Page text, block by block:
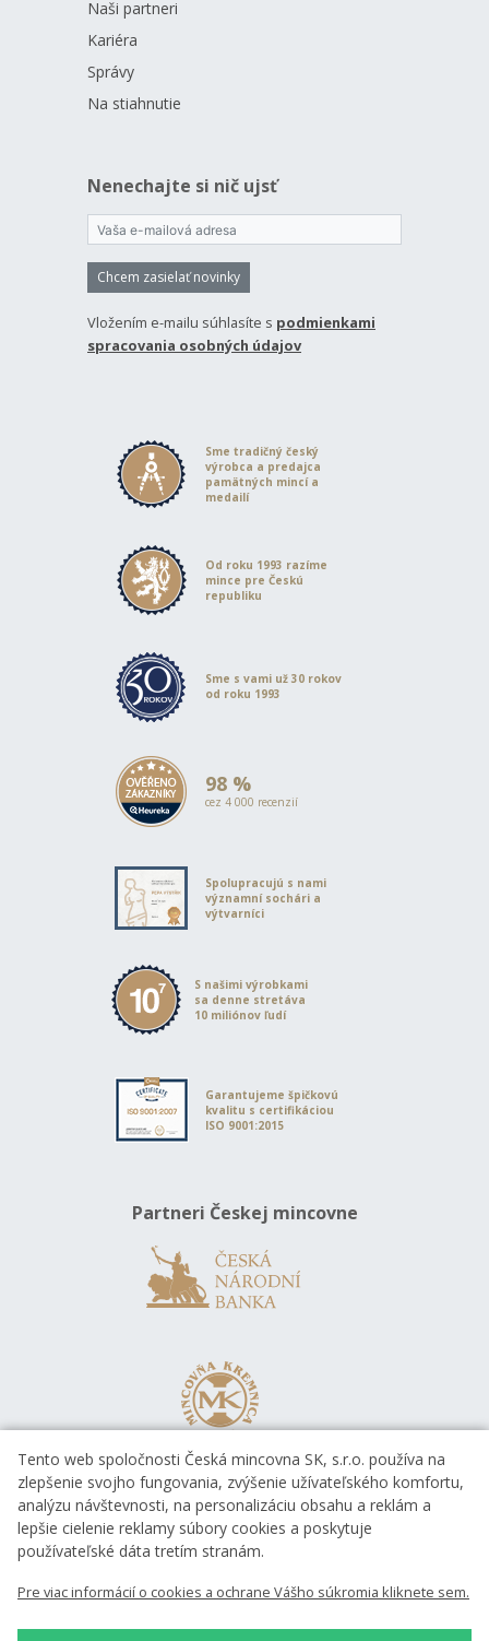
Naši partneri
Kariéra
Správy
Na stiahnutie
Nenechajte si nič ujsť
Chcem zasielať novinky
Vložením e-mailu súhlasíte s podmienkami
spracovania osobných údajov
Sme tradičný český
výrobca a predajca
pamätných mincí a
medailí
Od roku 1993 razíme
mince pre Českú
republiku
Sme s vami už 30 rokov
od roku 1993
98 %
cez 4 000 recenzií
Spolupracujú s nami
významní sochári a
výtvarníci
S našimi výrobkami
sa denne stretáva
10 miliónov ľudí
Garantujeme špičkovú
kvalitu s certifikáciou
ISO 9001:2015
Partneri Českej mincovne
Tento web spoločnosti Česká mincovna SK, s.r.o. používa na
zlepšenie svojho fungovania, zvýšenie užívateľského komfortu,
analýzu návštevnosti, na personalizáciu obsahu a reklám a
lepšie cielenie reklamy súbory cookies a poskytuje
používateľské dáta tretím stranám.
Pre viac informácií o cookies a ochrane Vášho súkromia kliknete sem.